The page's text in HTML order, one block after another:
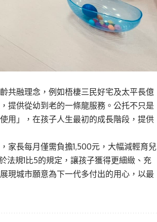
共融理念，例如梧棲三民好宅及太平長億
提供從幼到老的一條龍服務。公托不只是
用」，在孩子人生最初的成長階段，提供
家長每月僅需負擔1,500元，大幅減輕育兒
法規1比5的規定，讓孩子獲得更細緻、充
現城市願意為下一代多付出的用心，以最